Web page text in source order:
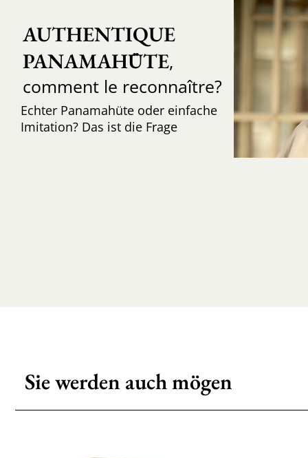
AUTHENTIQUE
PANAMAHÜTE,
comment le reconnaître?
Echter Panamahüte oder einfache
Imitation? Das ist die Frage
Sie werden auch mögen